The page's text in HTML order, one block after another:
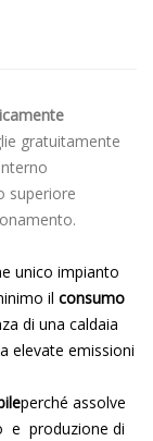
gratuitamente
superiore
unico impianto
il consumo
di una caldaia
elevate emissioni
perché assolve
e produzione di